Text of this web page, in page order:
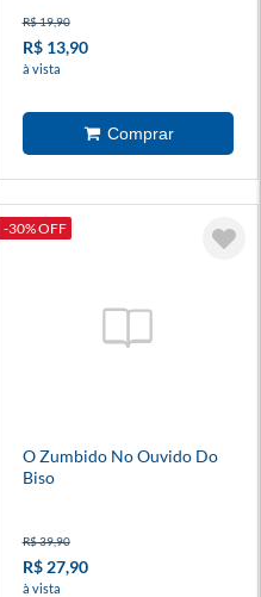
R$ 19,90
R$ 13,90
à vista
-30% OFF
O Zumbido No Ouvido Do
Biso
R$ 39,90
R$ 27,90
à vista